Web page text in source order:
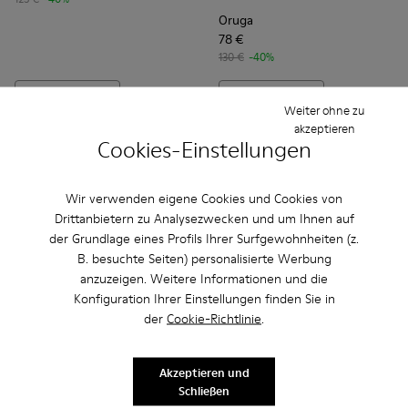
Cookies-Einstellungen
Wir verwenden eigene Cookies und Cookies von
Drittanbietern zu Analysezwecken und um Ihnen auf
der Grundlage eines Profils Ihrer Surfgewohnheiten (z.
B. besuchte Seiten) personalisierte Werbung
anzuzeigen. Weitere Informationen und die
Konfiguration Ihrer Einstellungen finden Sie in
der Cookie-Richtlinie.
Weiter ohne zu
akzeptieren
Akzeptieren und
Schließen
Oruga
78 €
130 € -40%
Oruga - K100287-002 - Blue
Oruga - K100287-011 - Brown
Oruga - K100287-009 - BlackOruga - K100416-022 -